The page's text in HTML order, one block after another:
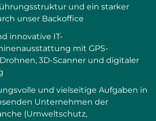
und ein starker
unser Backoffice
innovative IT-
mit GPS-
3D-Scanner und digitaler
und vielseitige Aufgaben in
Unternehmen der
(Umweltschutz,